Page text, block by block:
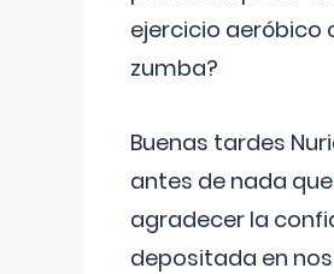
ejercicio aeróbico
zumba?
Buenas tardes
antes de nada
agradecer la
depositada en